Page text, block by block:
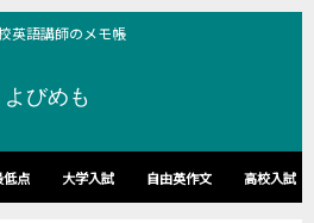
英語講師のメモ帳
よびめも
低点 大学入試 自由英作文 高校入試